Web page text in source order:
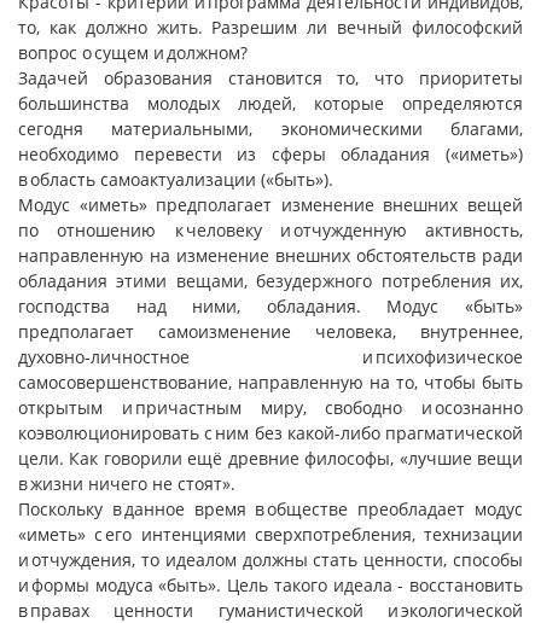
то, как должно жить. Разрешим ли вечный философский
вопрос о сущем и должном?
Задачей образования становится то, что приоритеты
большинства молодых людей, которые определяются
сегодня материальными, экономическими благами,
необходимо перевести из сферы обладания («иметь»)
в область самоактуализации («быть»).
Модус «иметь» предполагает изменение внешних вещей
по отношению к человеку и отчужденную активность,
направленную на изменение внешних обстоятельств ради
обладания этими вещами, безудержного потребления их,
господства над ними, обладания. Модус «быть»
предполагает самоизменение человека, внутреннее,
духовно-личностное и психофизическое
самосовершенствование, направленную на то, чтобы быть
открытым и причастным миру, свободно и осознанно
коэволюционировать с ним без какой-либо прагматической
цели. Как говорили ещё древние философы, «лучшие вещи
в жизни ничего не стоят».
Поскольку в данное время в обществе преобладает модус
«иметь» с его интенциями сверхпотребления, технизации
и отчуждения, то идеалом должны стать ценности, способы
и формы модуса «быть». Цель такого идеала - восстановить
в правах ценности гуманистической и экологической